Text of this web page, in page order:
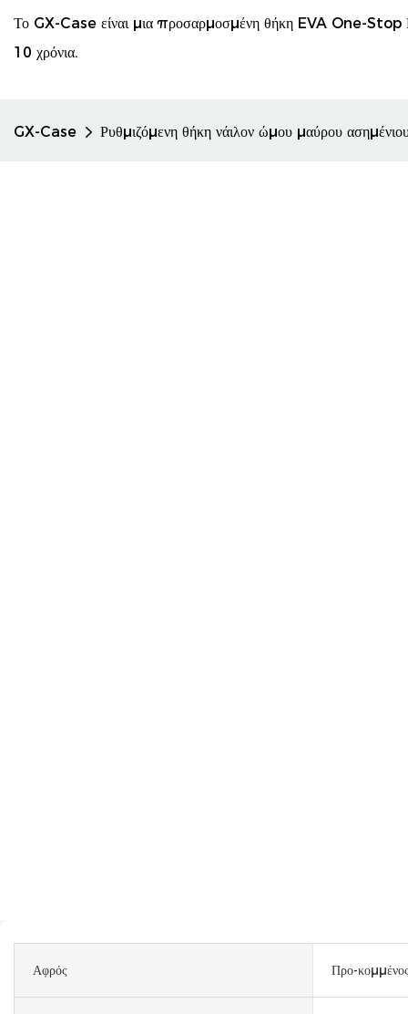
Το GX-Case είναι μια προσαρμοσμένη θήκη EVA One-Stop
10 χρόνια.
GX-Case Ρυθμιζόμενη θήκη νάιλον ώμου μαύρου
Αφρός Προ-